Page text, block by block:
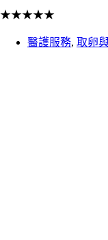
★★★★★
醫護服務, 取卵